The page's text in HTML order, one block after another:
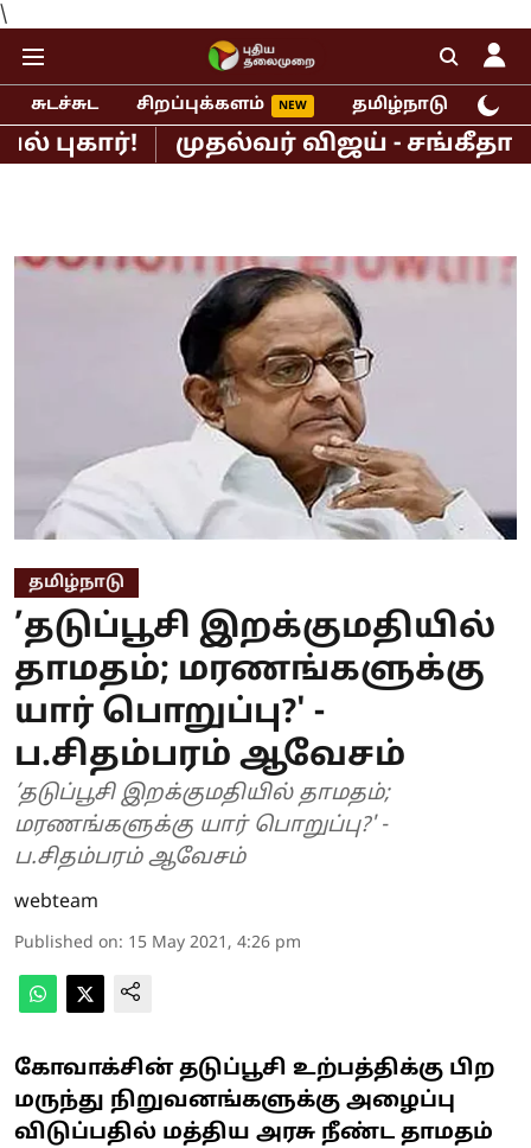
\
சுடச்சுட சிறப்புக்களம் தமிழ்நாடு
முதல்வர் விஜய் - சங்கீதா
தமிழ்நாடு
’தடுப்பூசி இறக்குமதியில்
தாமதம்; மரணங்களுக்கு
யார் பொறுப்பு?' -
ப.சிதம்பரம் ஆவேசம்
’தடுப்பூசி இறக்குமதியில் தாமதம்;
மரணங்களுக்கு யார் பொறுப்பு?' -
ப.சிதம்பரம் ஆவேசம்
webteam
Published on: 15 May 2021, 4:26 pm
கோவாக்சின் தடுப்பூசி உற்பத்திக்கு பிற
மருந்து நிறுவனங்களுக்கு அழைப்பு
விடுப்பதில் மத்திய அரசு நீண்ட தாமதம்